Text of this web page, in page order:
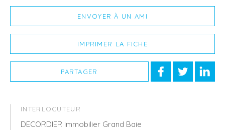
ENVOYER À UN AMI
IMPRIMER LA FICHE
PARTAGER
INTERLOCUTEUR
DECORDIER immobilier Grand Baie